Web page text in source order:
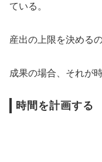
ている。
産出の上限を決める
成果の場合、それが
時間を計画する